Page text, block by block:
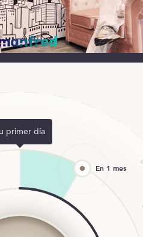
primer día